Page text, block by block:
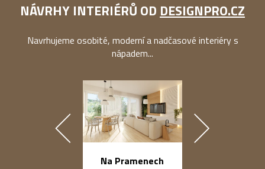
NÁVRHY INTERIÉRŮ OD DESIGNPRO.CZ
Navrhujeme osobité, moderní a nadčasové interiéry s
nápadem...
Na Pramenech